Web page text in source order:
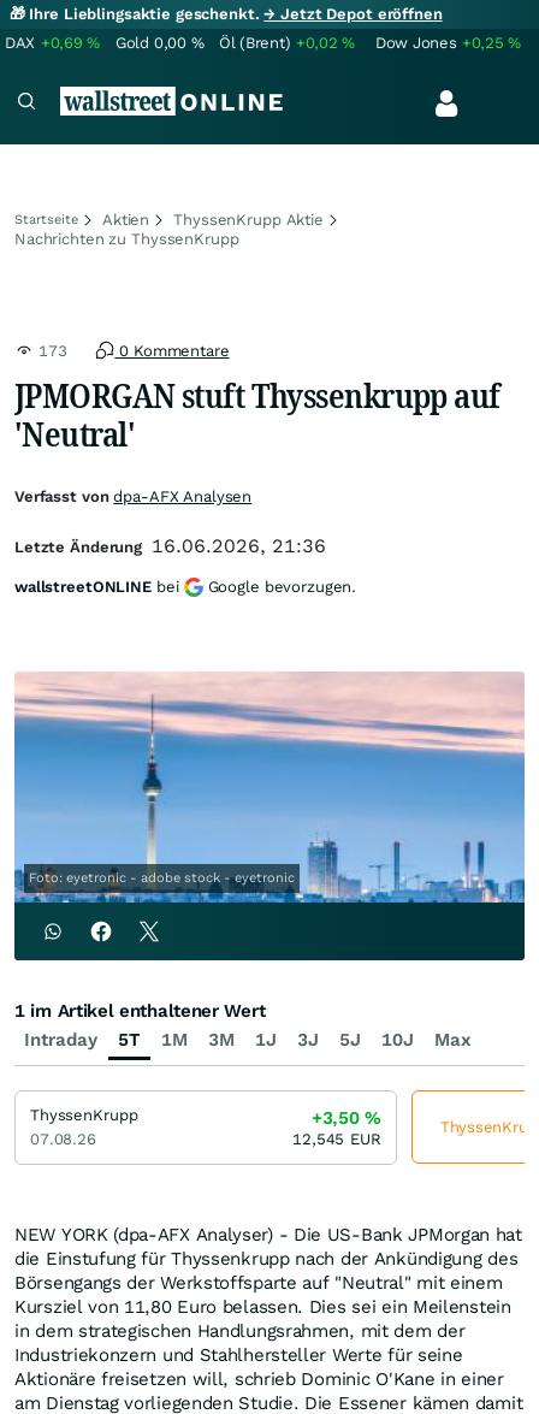
🎁 Ihre Lieblingsaktie geschenkt.→ Jetzt Depot eröffnen
DAX +0,69% Gold 0,00 % Öl (Brent) +0,02% Dow Jones +0,25%
Startseite Aktien
ThyssenKrupp Aktie
Nachrichten zu ThyssenKrupp
173 0 Kommentare
JPMORGAN stuft Thyssenkrupp auf
'Neutral'
Foto: eyetronic - adobe stock - eyetronic
NEW YORK (dpa-AFX Analyser) - Die US-Bank JPMorgan hat
die Einstufung für Thyssenkrupp nach der Ankündigung des
Börsengangs der Werkstoffsparte auf "Neutral" mit einem
Kursziel von 11,80 Euro belassen. Dies sei ein Meilenstein
in dem strategischen Handlungsrahmen, mit dem der
Industriekonzern und Stahlhersteller Werte für seine
Aktionäre freisetzen will, schrieb Dominic O'Kane in einer
am Dienstag vorliegenden Studie. Die Essener kämen damit
Verfasst vondpa-AFX Analysen
Letzte Änderung 16.06.2026, 21:36
wallstreetONLINE bei Google bevorzugen.
Intraday 5T 1M 3M 1J 3J 5J 10J Max
1 im Artikel enthaltener Wert
ThyssenKrupp
07.08.26
+3,50%
12,545 EUR